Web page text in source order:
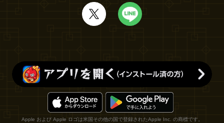
Apple および Apple ロゴは米国その他の国で登録されたApple Inc. の商標です。